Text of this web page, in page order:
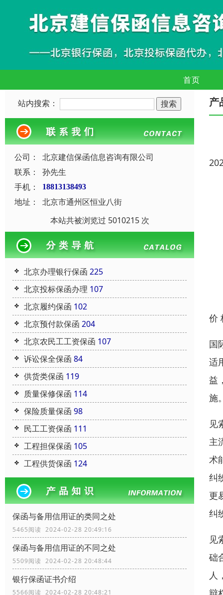
首页
站内搜索：
公司：
北京建信保函信息咨询有限公司
联系：
孙先生
手机：
18813138493
地址：
北京市通州区恒业八街
本站共被浏览过 5010215 次
北京办理银行保函 225
北京投标保函办理 107
北京履约保函 102
北京预付款保函 204
北京农民工工资保函 107
诉讼保全保函 84
供货类保函 119
质量保修保函 114
保险质量保函 98
民工工资保函 111
工程担保保函 105
工程供货保函 124
保函与备用信用证的类同之处
5465阅读 2024-02-28 20:49:16
保函与备用信用证的不同之处
5509阅读 2024-02-28 20:48:44
银行保函证书介绍
5566阅读 2024-02-28 20:48:21
产
价
国
适
益
施
见
主
术
纠
更
纠
见
础
人